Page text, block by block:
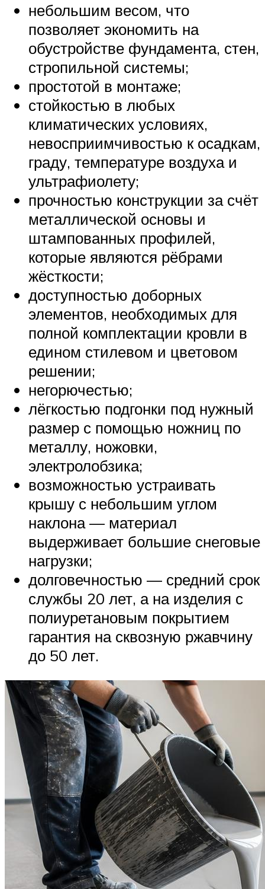
небольшим весом, что
позволяет экономить на
обустройстве фундамента, стен,
стропильной системы;
простотой в монтаже;
стойкостью в любых
климатических условиях,
невосприимчивостью к осадкам,
граду, температуре воздуха и
ультрафиолету;
прочностью конструкции за счёт
металлической основы и
штампованных профилей,
которые являются рёбрами
жёсткости;
доступностью доборных
элементов, необходимых для
полной комплектации кровли в
едином стилевом и цветовом
решении;
негорючестью;
лёгкостью подгонки под нужный
размер с помощью ножниц по
металлу, ножовки,
электролобзика;
возможностью устраивать
крышу с небольшим углом
наклона — материал
выдерживает большие снеговые
нагрузки;
долговечностью — средний срок
службы 20 лет, а на изделия с
полиуретановым покрытием
гарантия на сквозную ржавчину
до 50 лет.